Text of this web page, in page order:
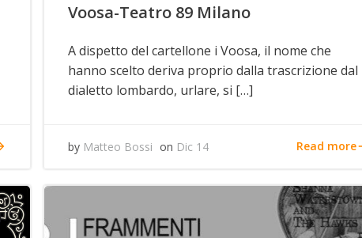
Voosa-Teatro 89 Milano
A dispetto del cartellone i Voosa, il nome che
hanno scelto deriva proprio dalla trascrizione dal
dialetto lombardo, urlare, si […]
by Matteo Bossi on Dic 14 Read more